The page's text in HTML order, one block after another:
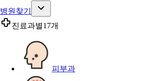
병원찾기
진료과별17개
피부과